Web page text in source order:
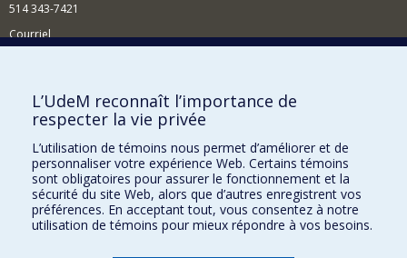
514 343-7421
Courriel
Comment soutenir l'École?
BESOIN D'AIDE?
Plan du site
Signaler une erreur
Accessibilité
FACULTÉ DES ARTS ET DES SCIENCES
L’UdeM reconnaît l’importance de
respecter la vie privée
L’utilisation de témoins nous permet d’améliorer et de
personnaliser votre expérience Web. Certains témoins
sont obligatoires pour assurer le fonctionnement et la
sécurité du site Web, alors que d’autres enregistrent vos
préférences. En acceptant tout, vous consentez à notre
utilisation de témoins pour mieux répondre à vos besoins.